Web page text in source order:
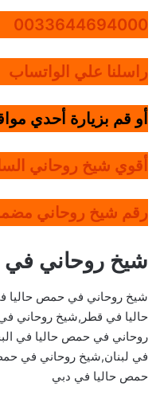
0033644694000
راسلنا علي الواتساب
أو قم بزيارة أحدي
أقوي شيخ روحاني
رقم شيخ روحاني
شيخ روحاني
شيخ روحاني في حمص حاليا
حاليا في قطر,شيخ روحاني
روحاني في حمص حاليا في
في لبنان,شيخ روحاني في
حمص حاليا في دبي